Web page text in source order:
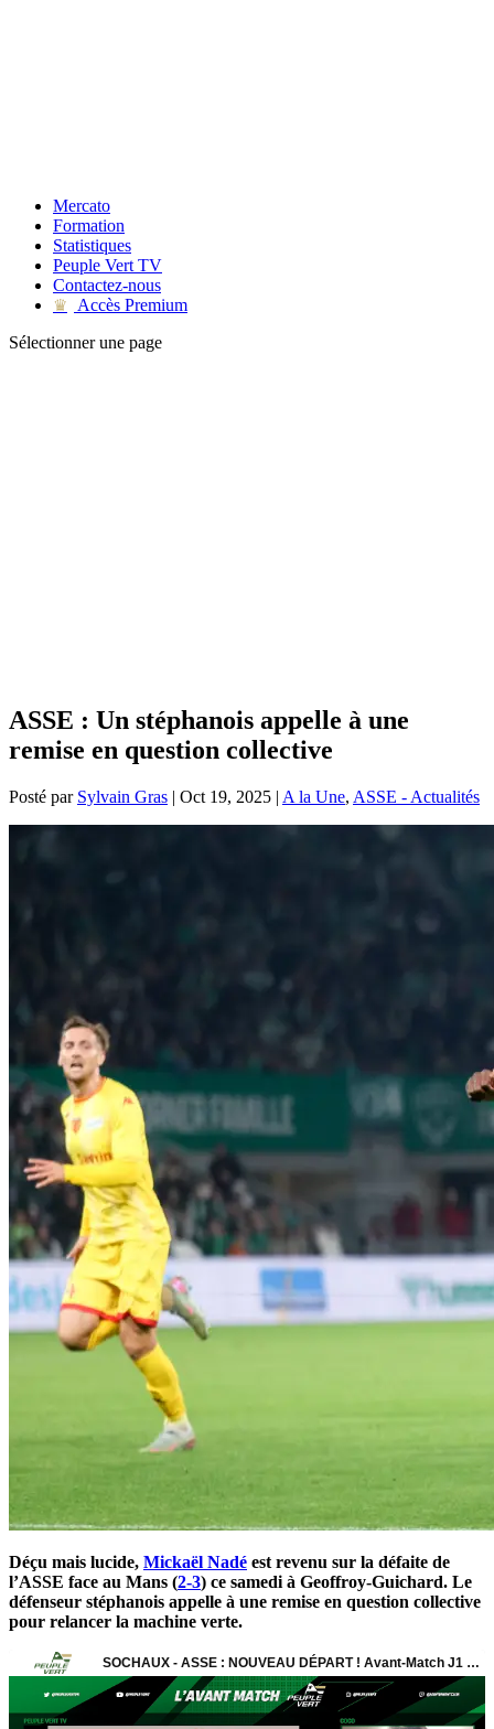
Mercato
Formation
Statistiques
Peuple Vert TV
Contactez-nous
♛
Accès Premium
Sélectionner une page
ASSE : Un stéphanois appelle à une
remise en question collective
Posté par Sylvain Gras | Oct 19, 2025 | A la Une, ASSE - Actualités
Déçu mais lucide, Mickaël Nadé est revenu sur la défaite de
l’ASSE face au Mans (2-3) ce samedi à Geoffroy-Guichard. Le
défenseur stéphanois appelle à une remise en question collective
pour relancer la machine verte.